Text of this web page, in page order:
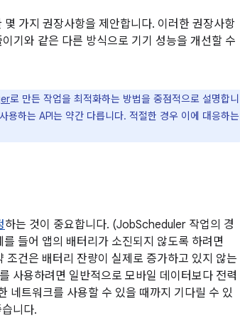
가지 권장사항을 제안합니다. 이러한 권장사항
기와 같은 다른 방식으로 기기 성능을 개선할 수
로 만든 작업을 최적화하는 방법을 중점적으로 설명합니
용하는 API는 약간 다릅니다. 적절한 경우 이에 대응하는
하는 것이 중요합니다. (JobScheduler 작업의 경
들어 앱의 배터리가 소진되지 않도록 하려면
건은 배터리 잔량이 실제로 증가하고 있지 않는
사용하려면 일반적으로 모바일 데이터보다 전력
네트워크를 사용할 수 있을 때까지 기다릴 수 있
니다.